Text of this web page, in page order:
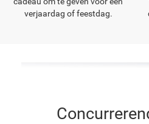
verjaardag of feestdag.